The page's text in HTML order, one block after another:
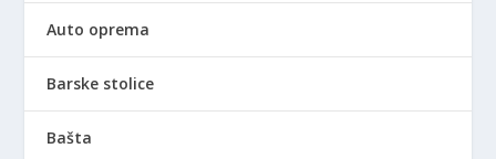
Auto oprema
Barske stolice
Bašta